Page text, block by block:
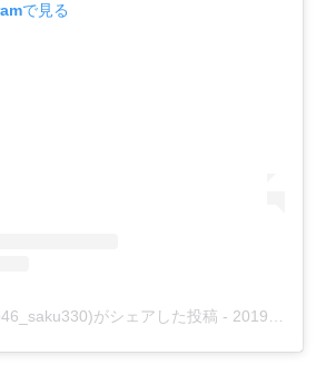
で見る
がシェアした投稿 - 2019年 6月月14日午前2時15分PDT